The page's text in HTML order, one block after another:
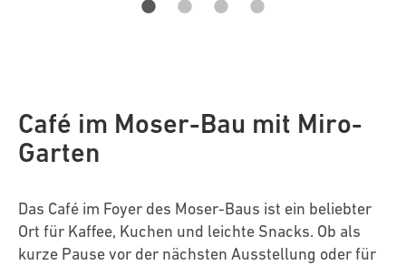
Café im Moser-Bau mit Miro-
Garten
Das Café im Foyer des Moser-Baus ist ein beliebter
Ort für Kaffee, Kuchen und leichte Snacks. Ob als
kurze Pause vor der nächsten Ausstellung oder für